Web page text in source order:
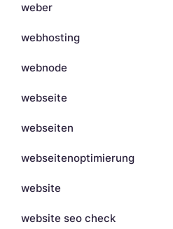
weber
webhosting
webnode
webseite
webseiten
webseitenoptimierung
website
website seo check